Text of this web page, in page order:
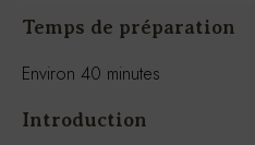
Temps de préparation
Environ 40 minutes
Introduction